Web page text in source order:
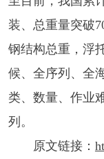
装、总重量突破
钢结构总重，浮
候、全序列、全
类、数量、作业
列。
原文链接：